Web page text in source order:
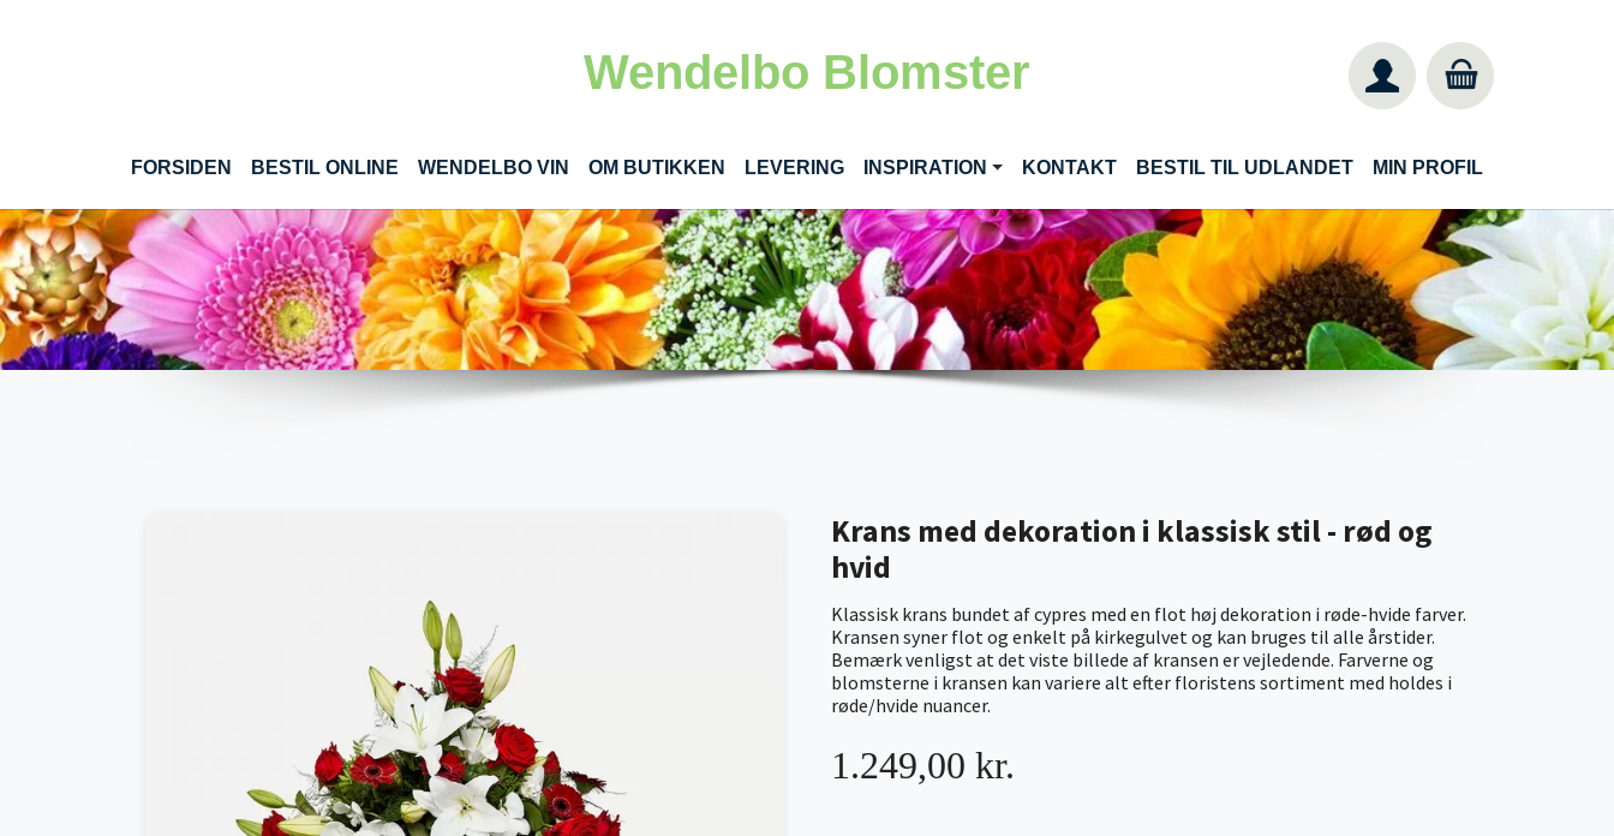
Wendelbo Blomster
FORSIDEN BESTIL ONLINE(CURRENT)
WENDELBO VIN OM BUTIKKEN LEVERING INSPIRATION KONTAKT BESTIL TIL UDLANDET MIN PROFIL
Krans med dekoration i klassisk stil - rød og
hvid
Klassisk krans bundet af cypres med en flot høj dekoration i røde-hvide farver.
Kransen syner flot og enkelt på kirkegulvet og kan bruges til alle årstider.
Bemærk venligst at det viste billede af kransen er vejledende. Farverne og
blomsterne i kransen kan variere alt efter floristens sortiment med holdes i
røde/hvide nuancer.
1.249,00 kr.